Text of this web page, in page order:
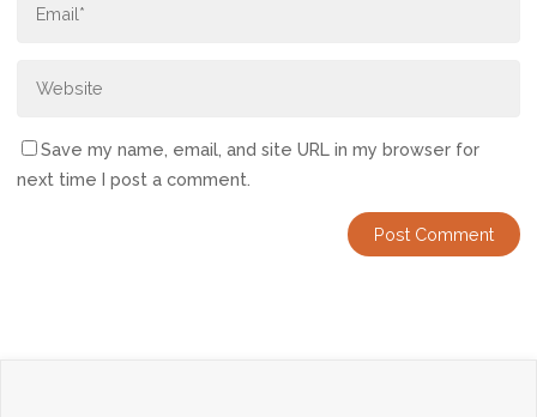
Save my name, email, and site URL in my browser for
next time I post a comment.